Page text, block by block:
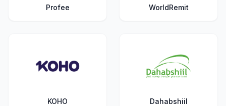
Profee WorldRemit
KOHO Dahabshiil